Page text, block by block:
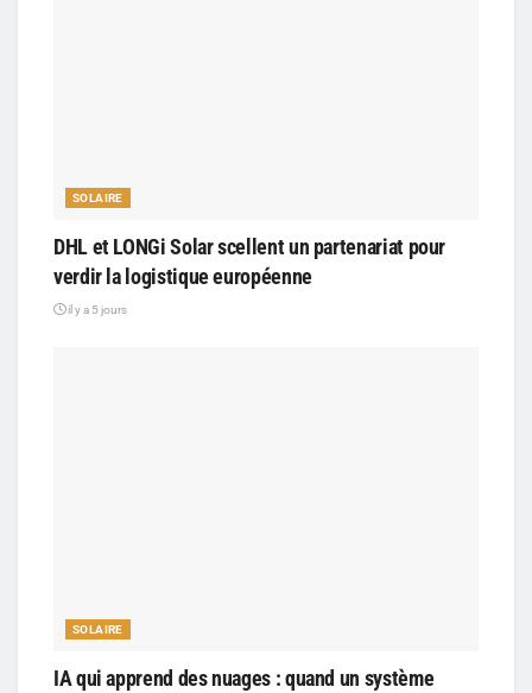
SOLAIRE
DHL et LONGi Solar scellent un partenariat pour
verdir la logistique européenne
il y a 5 jours
SOLAIRE
IA qui apprend des nuages : quand un système